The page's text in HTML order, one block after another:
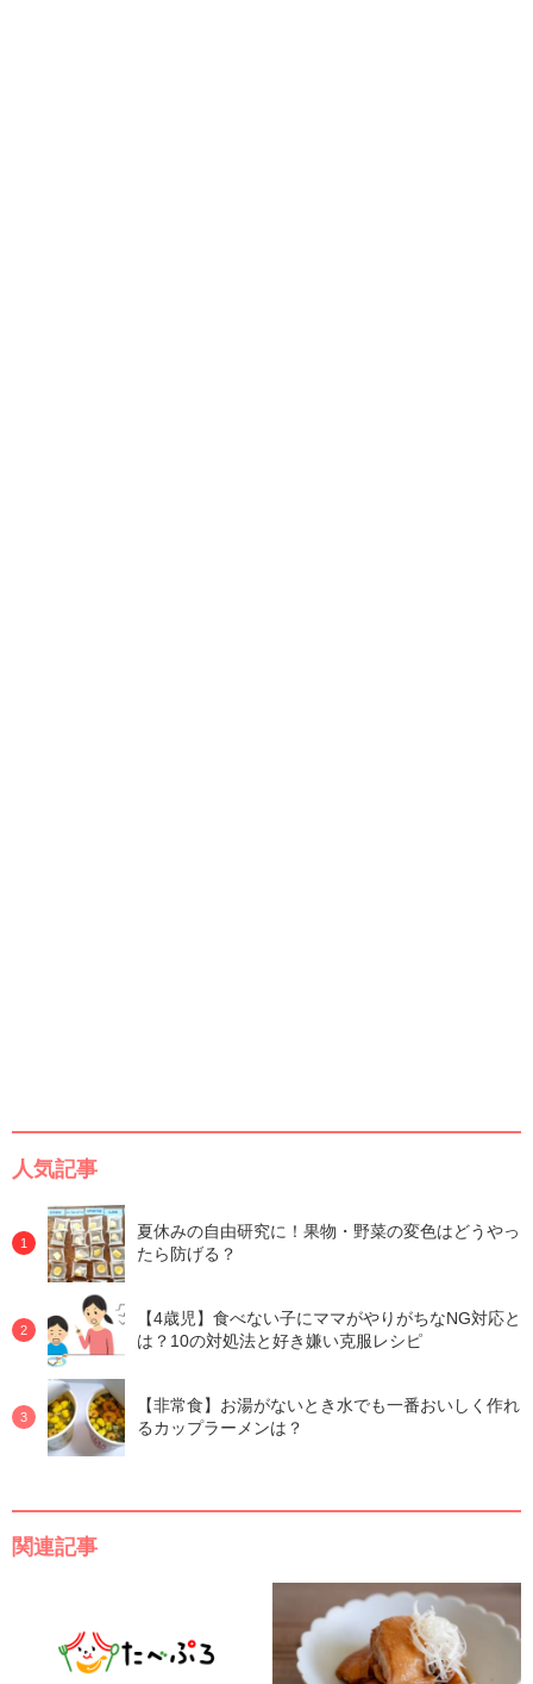
人気記事
夏休みの自由研究に！果物・野菜の変色はどうやっ
たら防げる？
【4歳児】食べない子にママがやりがちなNG対応と
は？10の対処法と好き嫌い克服レシピ
【非常食】お湯がないとき水でも一番おいしく作れ
るカップラーメンは？
関連記事